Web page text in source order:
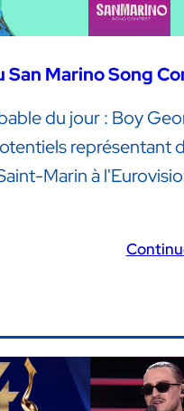
San Marino Song
du jour : Boy
représentant
Marin à